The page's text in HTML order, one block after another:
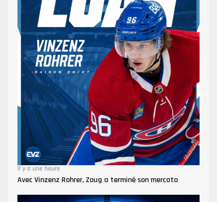
Il y a une heure
Avec Vinzenz Rohrer, Zoug a terminé son mercato